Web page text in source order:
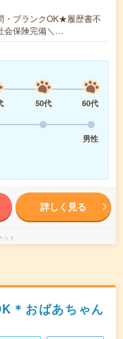
・ブランクOK★履歴書不
会保険完備＼…
50代
60代
男性
詳しく見る
ット
＊おばあちゃん